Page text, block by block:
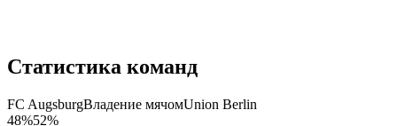
Статистика команд
FC AugsburgВладение мячомUnion Berlin
48%52%